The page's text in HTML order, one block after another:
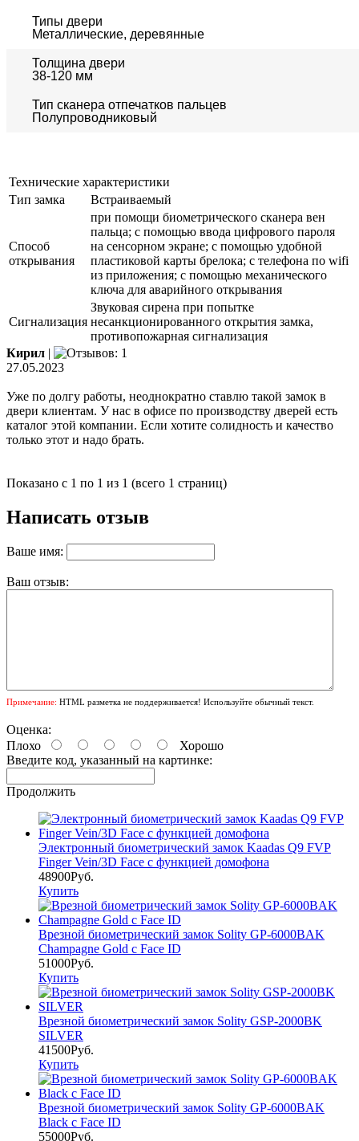
Типы двери
Металлические, деревянные
Толщина двери
38-120 мм
Тип сканера отпечатков пальцев
Полупроводниковый
Технические характеристики
Тип замка
Встраиваемый
Способ
открывания
при помощи биометрического сканера вен
пальца; с помощью ввода цифрового пароля
на сенсорном экране; с помощью удобной
пластиковой карты брелока; с телефона по wifi
из приложения; с помощью механического
ключа для аварийного открывания
Сигнализация
Звуковая сирена при попытке
несанкционированного открытия замка,
противопожарная сигнализация
Кирил |
27.05.2023
Уже по долгу работы, неоднократно ставлю такой замок в
двери клиентам. У нас в офисе по производству дверей есть
каталог этой компании. Если хотите солидность и качество
только этот и надо брать.
Показано с 1 по 1 из 1 (всего 1 страниц)
Написать отзыв
Ваше имя:
Ваш отзыв:
Примечание: HTML разметка не поддерживается! Используйте обычный текст.
Оценка:
Плохо
Хорошо
Введите код, указанный на картинке:
Продолжить
Электронный биометрический замок Kaadas Q9 FVP
Finger Vein/3D Face с функцией домофона
48900Руб.
Купить
Врезной биометрический замок Solity GP-6000BAK
Champagne Gold с Face ID
51000Руб.
Купить
Врезной биометрический замок Solity GSP-2000BK
SILVER
41500Руб.
Купить
Врезной биометрический замок Solity GP-6000BAK
Black с Face ID
55000Руб.